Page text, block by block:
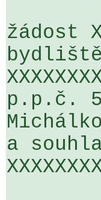
žádost
bydliště
p.p.č.
a